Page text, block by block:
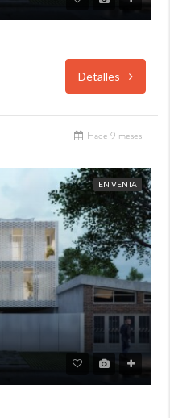
Detalles
Hace 9 meses
EN VENTA